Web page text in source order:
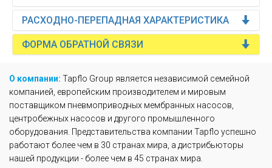
РАСХОДНО-ПЕРЕПАДНАЯ ХАРАКТЕРИСТИКА
ФОРМА ОБРАТНОЙ СВЯЗИ
О компании: Tapflo Group является независимой семейной
компанией, европейским производителем и мировым
поставщиком пневмоприводных мембранных насосов,
центробежных насосов и другого промышленного
оборудования. Представительства компании Tapflo успешно
работают более чем в 30 странах мира, а дистрибьюторы
нашей продукции - более чем в 45 странах мира.